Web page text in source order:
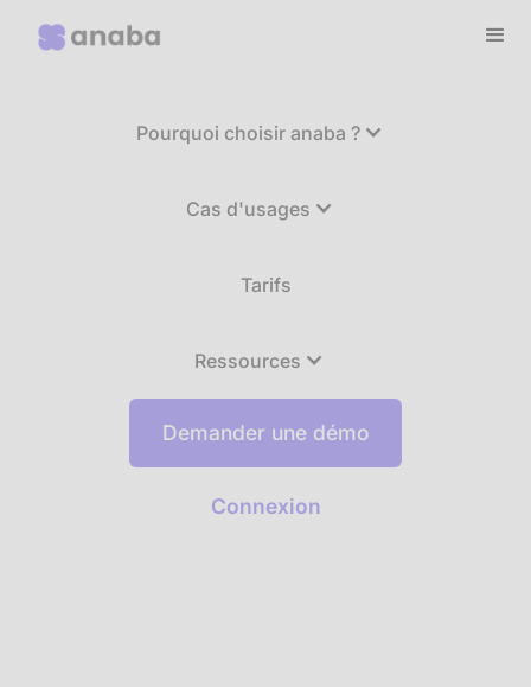
Pourquoi choisir anaba ?
Cas d'usages
Tarifs
Ressources
Demander une démo
Connexion